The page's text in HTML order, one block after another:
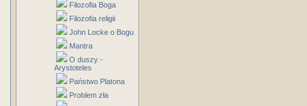
Filozofia Boga
Filozofia religii
John Locke o Bogu
Mantra
O duszy -
Arystoteles
Państwo Platona
Problem zła